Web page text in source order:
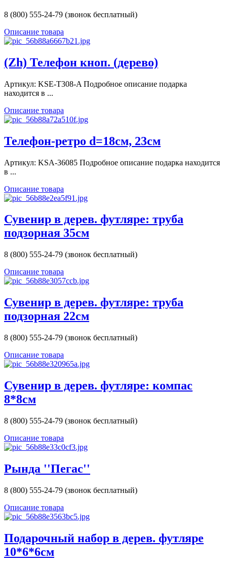
8 (800) 555-24-79 (звонок бесплатный)
Описание товара
(Zh) Телефон кноп. (дерево)
Артикул: KSE-T308-A Подробное описание подарка
находится в ...
Описание товара
Телефон-ретро d=18см, 23см
Артикул: KSA-36085 Подробное описание подарка находится
в ...
Описание товара
Сувенир в дерев. футляре: труба
подзорная 35см
8 (800) 555-24-79 (звонок бесплатный)
Описание товара
Сувенир в дерев. футляре: труба
подзорная 22см
8 (800) 555-24-79 (звонок бесплатный)
Описание товара
Сувенир в дерев. футляре: компас
8*8см
8 (800) 555-24-79 (звонок бесплатный)
Описание товара
Рында ''Пегас''
8 (800) 555-24-79 (звонок бесплатный)
Описание товара
Подарочный набор в дерев. футляре
10*6*6см